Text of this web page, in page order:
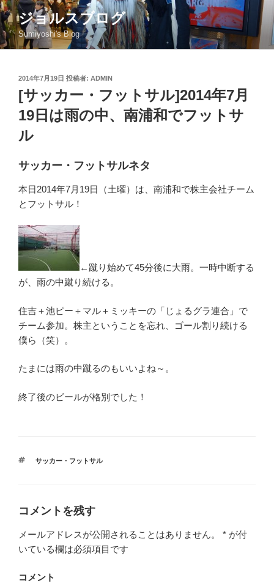
コ
ン
テ
ン
ジョルスブログ
Sumiyoshi's Blog
投
稿
日:
2014年7月19日 投稿者: ADMIN
[サッカー・フットサル]2014年7月
19日は雨の中、南浦和でフットサ
ル
サッカー・フットサルネタ
本日2014年7月19日（土曜）は、南浦和で株主会社チーム
とフットサル！
←蹴り始めて45分後に大雨。一時中断する
が、雨の中蹴り続ける。
住吉＋池ピー＋マル＋ミッキーの「じょるグラ連合」で
チーム参加。株主ということを忘れ、ゴール割り続ける
僕ら（笑）。
たまには雨の中蹴るのもいいよね～。
終了後のビールが格別でした！
タ
サッカー・フットサル
コメントを残す
メールアドレスが公開されることはありません。 * が付
いている欄は必須項目です
コメント